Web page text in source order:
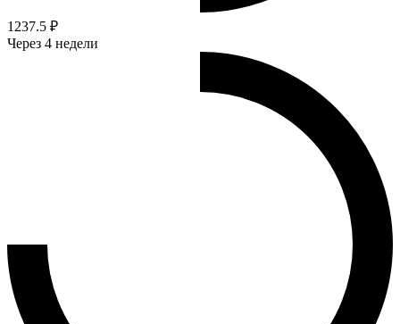
1237.5 ₽
Через 4 недели